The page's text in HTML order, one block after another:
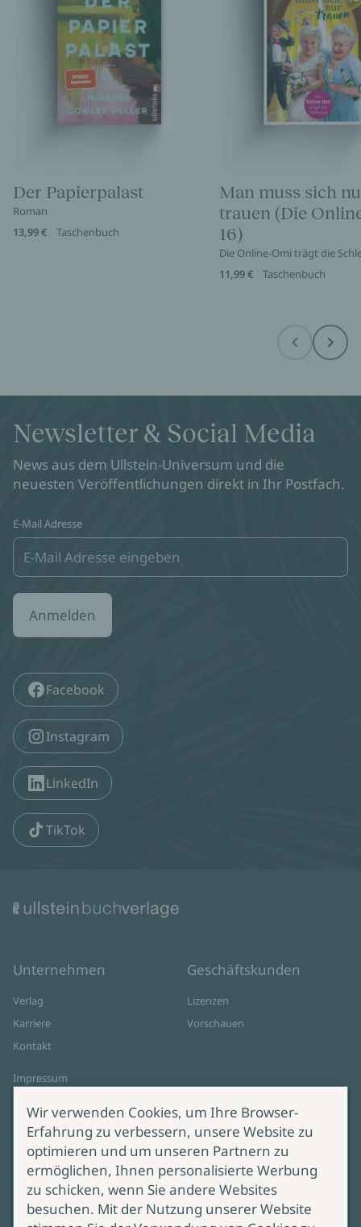
Der Papierpalast
Roman
13,99 €
Taschenbuch
Man muss sich
trauen (Die
16)
Die Online-Omi trägt die
11,99 €
Taschenbuch
Before Next
Newsletter & Social Media
News aus dem Ullstein-Universum und die
neuesten Veröffentlichungen direkt in Ihr Postfach.
E-Mail Adresse
Anmelden
Facebook
Instagram
LinkedIn
TikTok
Unternehmen
Verlag
Karriere
Kontakt
Impressum
Cookie-Einstellungen
AGB Online Shop
Geschäftskunden
Lizenzen
Vorschauen
Service
Lieferung & Versand
Produktsicherheit
Bei Fragen zur Produktsicherheit
Wir verwenden Cookies, um Ihre Browser-
Erfahrung zu verbessern, unsere Website zu
optimieren und um unseren Partnern zu
ermöglichen, Ihnen personalisierte Werbung
zu schicken, wenn Sie andere Websites
besuchen. Mit der Nutzung unserer Website